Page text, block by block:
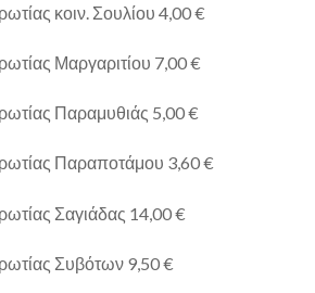
κοιν. Σουλίου 4,00 €
Μαργαριτίου 7,00 €
Παραμυθιάς 5,00 €
Παραποτάμου 3,60 €
Σαγιάδας 14,00 €
Συβότων 9,50 €